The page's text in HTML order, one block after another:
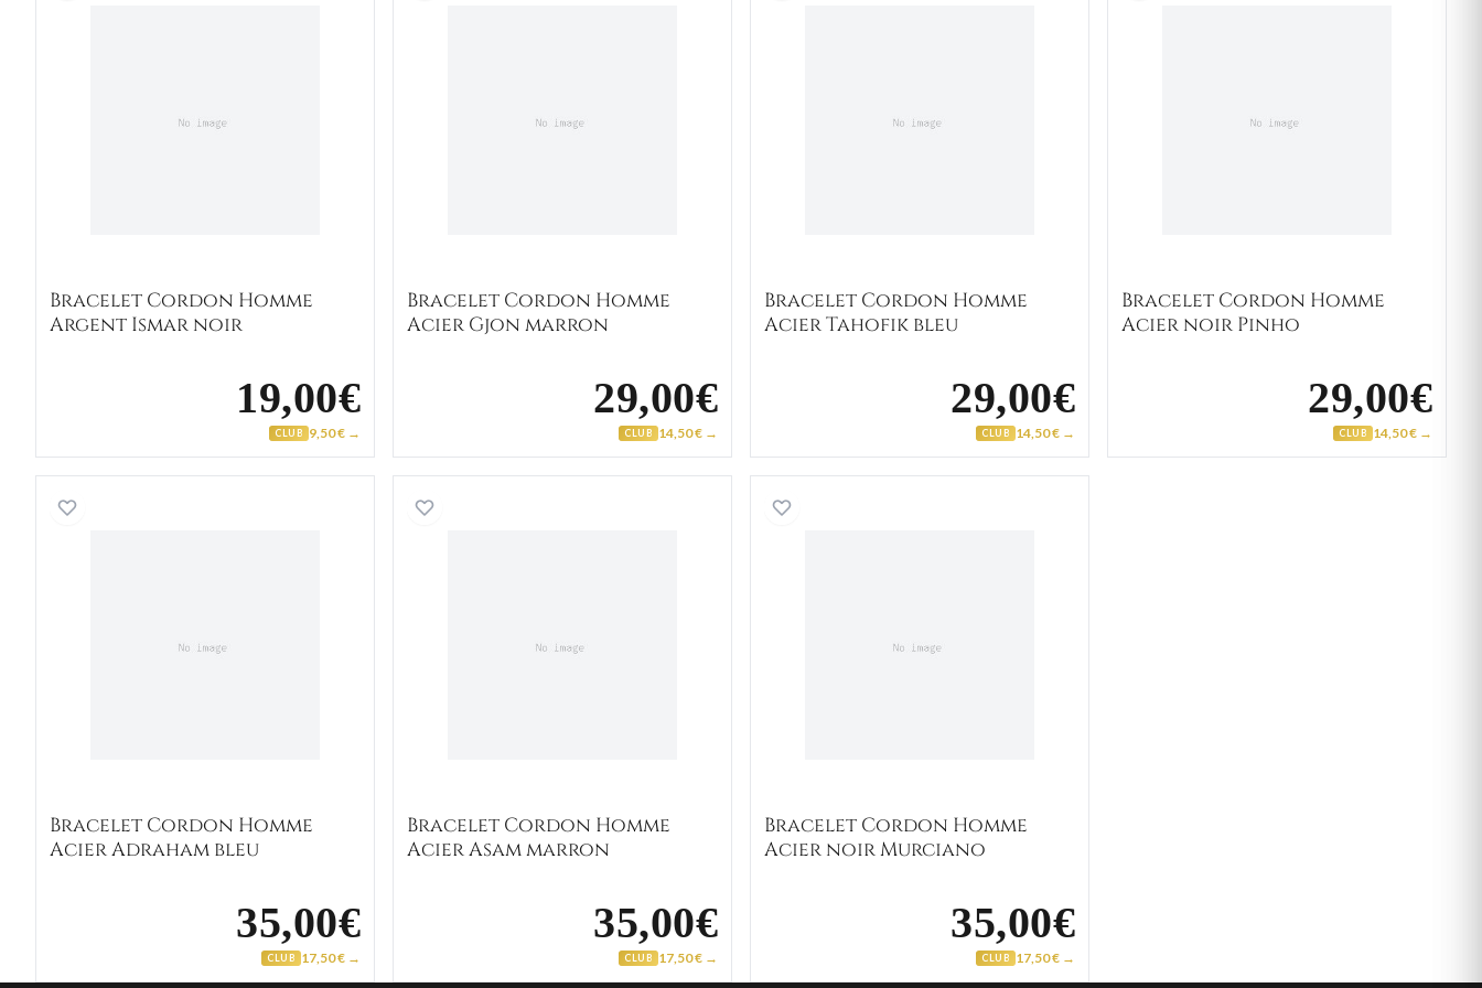
Bracelet Cordon Homme
Argent Ismar noir
19,00€
CLUB 9,50 € →
Bracelet Cordon Homme
Acier Gjon marron
29,00€
CLUB 14,50 € →
Bracelet Cordon Homme
Acier Tahofik bleu
29,00€
CLUB 14,50 € →
Bracelet Cordon Homme
Acier noir Pinho
29,00€
CLUB 14,50 € →
Bracelet Cordon Homme Acier Adraham bleu
Bracelet Cordon Homme
Acier Adraham bleu
35,00€
CLUB 17,50 € →
Bracelet Cordon Homme Acier Asam marron
Bracelet Cordon Homme
Acier Asam marron
35,00€
CLUB 17,50 € →
Bracelet Cordon Homme
Acier noir Murciano
35,00€
CLUB 17,50 € →